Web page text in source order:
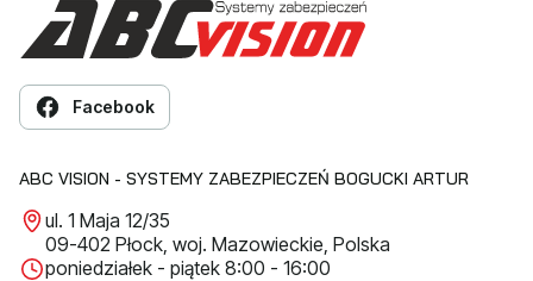
Facebook
ABC VISION - SYSTEMY ZABEZPIECZEŃ BOGUCKI ARTUR
ul. 1 Maja 12/35
09-402 Płock, woj. Mazowieckie, Polska
poniedziałek - piątek 8:00 - 16:00